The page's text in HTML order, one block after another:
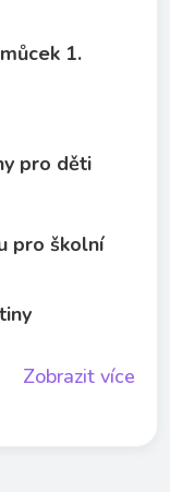
1.
pro děti
pro školní
Zobrazit více